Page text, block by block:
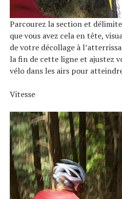
Parcourez la section et
que vous avez cela en tête,
de votre décollage à
la fin de cette ligne et ajustez
vélo dans les airs pour
Vitesse